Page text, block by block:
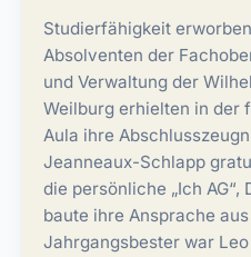
Studierfähigkeit
Absolventen der
und Verwaltung der
Weilburg erhielten in der
Aula ihre
Jeanneaux-Schlapp
die persönliche „Ich AG“,
baute ihre Ansprache
Jahrgangsbester war Leo